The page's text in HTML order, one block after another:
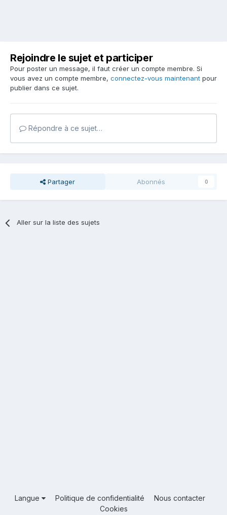
Rejoindre le sujet et participer
Pour poster un message, il faut créer un compte membre. Si
vous avez un compte membre, connectez-vous maintenant pour
publier dans ce sujet.
Répondre à ce sujet…
Partager Abonnés 0
Aller sur la liste des sujets
Langue Politique de confidentialité
Nous contacter
Cookies